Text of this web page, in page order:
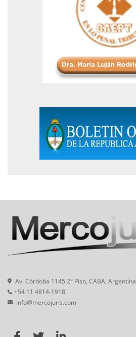
Av. Córdoba 1145 2° Piso, CABA, Argentina
+54 11 4814-1918
info@mercojuris.com